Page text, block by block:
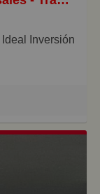
con todos
tanto